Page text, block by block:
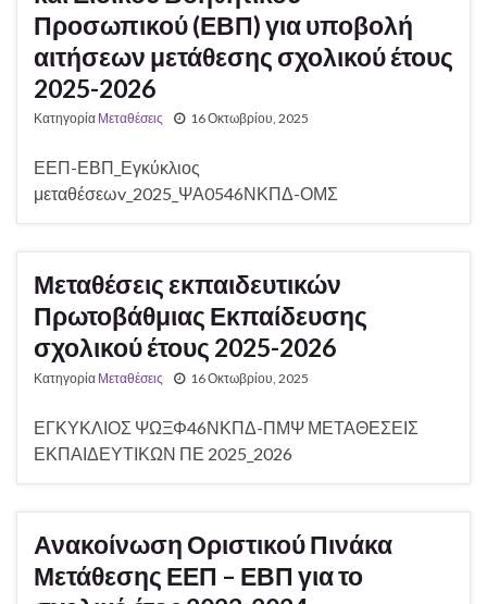
Προσωπικού (ΕΒΠ) για υποβολή
αιτήσεων μετάθεσης σχολικού έτους
2025-2026
Κατηγορία Μεταθέσεις 16 Οκτωβρίου, 2025
ΕΕΠ-ΕΒΠ_Εγκύκλιος
μεταθέσεωv_2025_ΨΑ0546ΝΚΠΔ-ΟΜΣ
Μεταθέσεις εκπαιδευτικών
Πρωτοβάθμιας Εκπαίδευσης
σχολικού έτους 2025-2026
Κατηγορία Μεταθέσεις 16 Οκτωβρίου, 2025
ΕΓΚΥΚΛΙΟΣ ΨΩΞΦ46ΝΚΠΔ-ΠΜΨ ΜΕΤΑΘΕΣΕΙΣ
ΕΚΠΑΙΔΕΥΤΙΚΩΝ ΠΕ 2025_2026
Ανακοίνωση Οριστικού Πινάκα
Μετάθεσης ΕΕΠ – ΕΒΠ για το